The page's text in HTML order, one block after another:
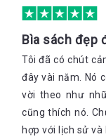
Bìa sách đẹp
Tôi đã có chút
đây vài năm. Nó
vời theo như
cũng thích nó.
hợp với lịch sử và